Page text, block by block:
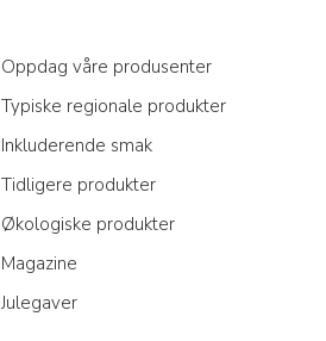
Oppdag våre produsenter
Typiske regionale produkter
Inkluderende smak
Tidligere produkter
Økologiske produkter
Magazine
Julegaver